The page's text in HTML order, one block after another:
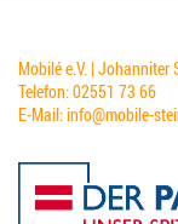
Mobilé e.V. |
Telefon: 02551 73 66
E-Mail:info@mobile-